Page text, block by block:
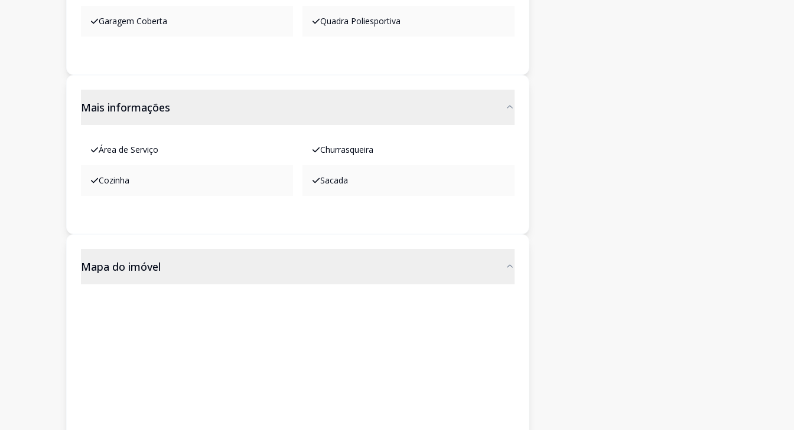
Garagem Coberta Quadra Poliesportiva
Mais informações
Área de Serviço Churrasqueira
Cozinha Sacada
Mapa do imóvel